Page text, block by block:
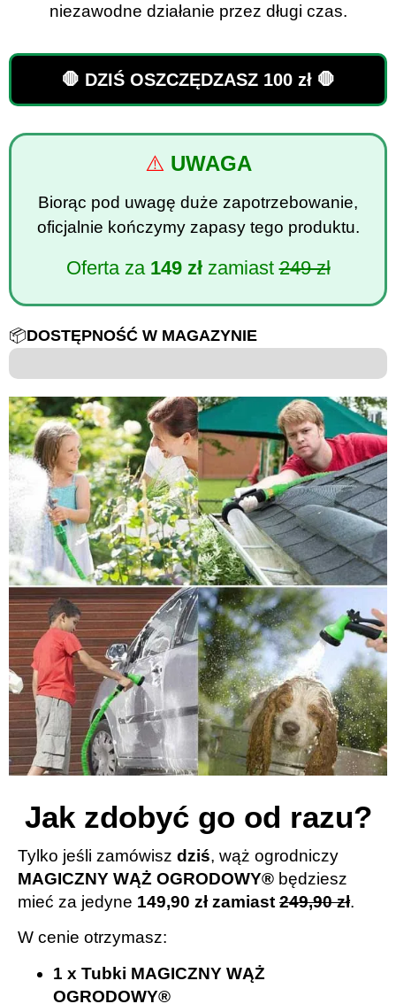
niezawodne działanie przez długi czas.
🛑 DZIŚ OSZCZĘDZASZ 100 zł 🛑
⚠️ UWAGA
Biorąc pod uwagę duże zapotrzebowanie,
oficjalnie kończymy zapasy tego produktu.
Oferta za149 zł zamiast249 zł
📦DOSTĘPNOŚĆ W MAGAZYNIE
Jak zdobyć go od razu?
Tylko jeśli zamówisz dziś, wąż ogrodniczy
MAGICZNY WĄŻ OGRODOWY® będziesz
mieć za jedyne 149,90 zł zamiast 249,90 zł.
W cenie otrzymasz:
1 x Tubki MAGICZNY WĄŻ
OGRODOWY®